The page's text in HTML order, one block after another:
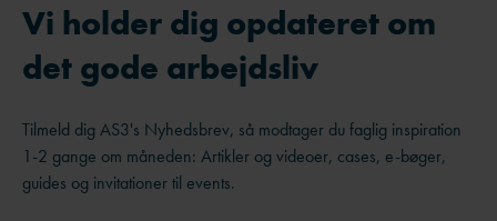
Vi holder dig opdateret om
det gode arbejdsliv
Tilmeld dig AS3's Nyhedsbrev, så modtager du faglig inspiration
1-2 gange om måneden: Artikler og videoer, cases, e-bøger,
guides og invitationer til events.